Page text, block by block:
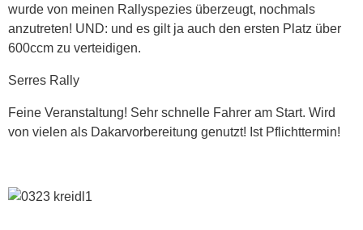
wurde von meinen Rallyspezies überzeugt, nochmals
anzutreten! UND: und es gilt ja auch den ersten Platz über
600ccm zu verteidigen.
Serres Rally
Feine Veranstaltung! Sehr schnelle Fahrer am Start. Wird
von vielen als Dakarvorbereitung genutzt! Ist Pflichttermin!